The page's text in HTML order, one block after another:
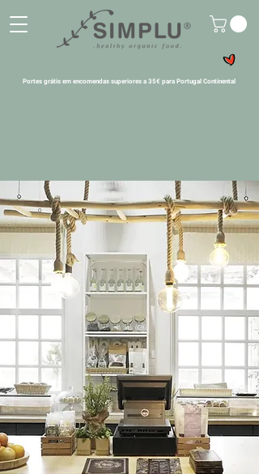
Portes grátis em encomendas superiores a 35€ para Portugal Continental